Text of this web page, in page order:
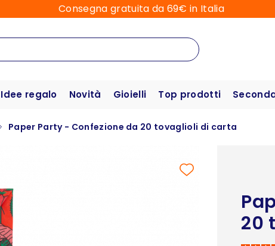
Consegna gratuita da 69€ in Italia
Idee regalo Novità Gioielli Top prodotti
Paper Party - Confezione da 20 tovaglioli di carta
20